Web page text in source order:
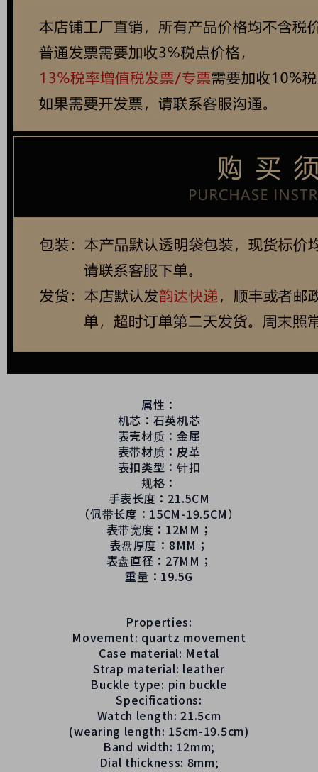
属性：
机芯：石英机芯
表壳材质：金属
表带材质：皮革
表扣类型：针扣
规格：
手表长度：21.5CM
（佩带长度：15CM-19.5CM）
表带宽度：12MM；
表盘厚度：8MM；
表盘直径：27MM；
重量：19.5G
Properties:
Movement: quartz movement
Case material: Metal
Strap material: leather
Buckle type: pin buckle
Specifications:
Watch length: 21.5cm
(wearing length: 15cm-19.5cm)
Band width: 12mm;
Dial thickness: 8mm;